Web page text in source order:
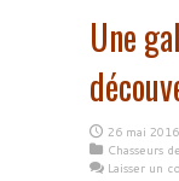
Une
26 mai 2016
Chasseurs
Laisser un